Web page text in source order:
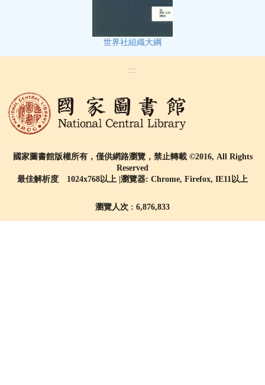
世界社組織大綱
:::
國家圖書館版權所有，僅供網路瀏覽，禁止轉載 ©2016, All Rights
Reserved
最佳解析度 1024x768以上 |瀏覽器: Chrome, Firefox, IE11以上
瀏覽人次 : 6,876,833